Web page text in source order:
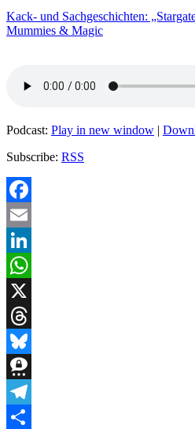
Kack- und Sachgeschichten:
Mummies & Magic
Podcast: Play in new window |
Subscribe: RSS
Facebook
Email
LinkedIn
WhatsApp
X
Threads
Bluesky
Threema
Telegram